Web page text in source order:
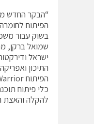
“הבקר החדש
הפיתוח
שמואל ברקן,
ישראל
התיכון
כלי פיתוח
להקלה והאצת